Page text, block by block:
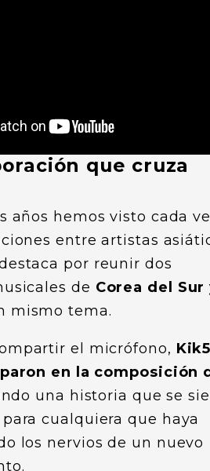
que cruza
años hemos visto cada
entre artistas
por reunir dos
de Corea del Sur
mismo tema.
el micrófono,
en la composición
una historia que se
cualquiera que haya
los nervios de un nuevo